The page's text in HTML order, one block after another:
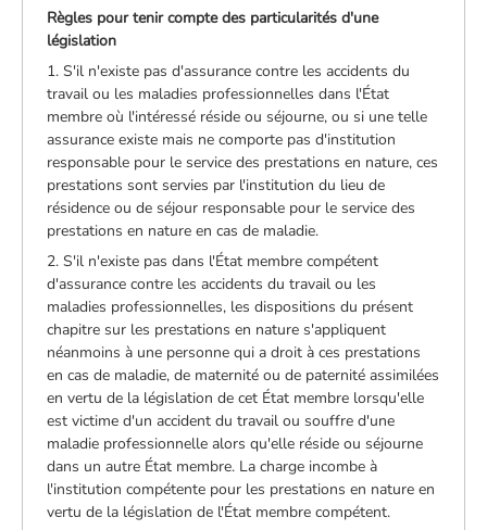
Règles pour tenir compte des particularités d'une
législation
1. S'il n'existe pas d'assurance contre les accidents du
travail ou les maladies professionnelles dans l'État
membre où l'intéressé réside ou séjourne, ou si une telle
assurance existe mais ne comporte pas d'institution
responsable pour le service des prestations en nature, ces
prestations sont servies par l'institution du lieu de
résidence ou de séjour responsable pour le service des
prestations en nature en cas de maladie.
2. S'il n'existe pas dans l'État membre compétent
d'assurance contre les accidents du travail ou les
maladies professionnelles, les dispositions du présent
chapitre sur les prestations en nature s'appliquent
néanmoins à une personne qui a droit à ces prestations
en cas de maladie, de maternité ou de paternité assimilées
en vertu de la législation de cet État membre lorsqu'elle
est victime d'un accident du travail ou souffre d'une
maladie professionnelle alors qu'elle réside ou séjourne
dans un autre État membre. La charge incombe à
l'institution compétente pour les prestations en nature en
vertu de la législation de l'État membre compétent.